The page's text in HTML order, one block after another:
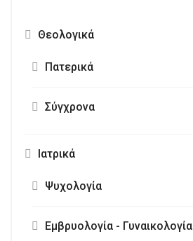
Θεολογικά
Πατερικά
Σύγχρονα
Ιατρικά
Ψυχολογία
Εμβρυολογία - Γυναικολογία